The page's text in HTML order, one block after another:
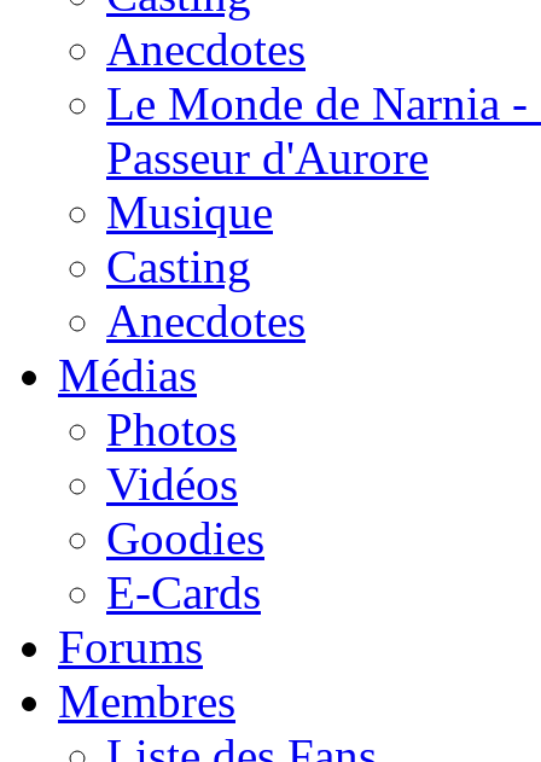
Anecdotes
Le Monde de Narnia
Passeur d'Aurore
Musique
Casting
Anecdotes
Médias
Photos
Vidéos
Goodies
E-Cards
Forums
Membres